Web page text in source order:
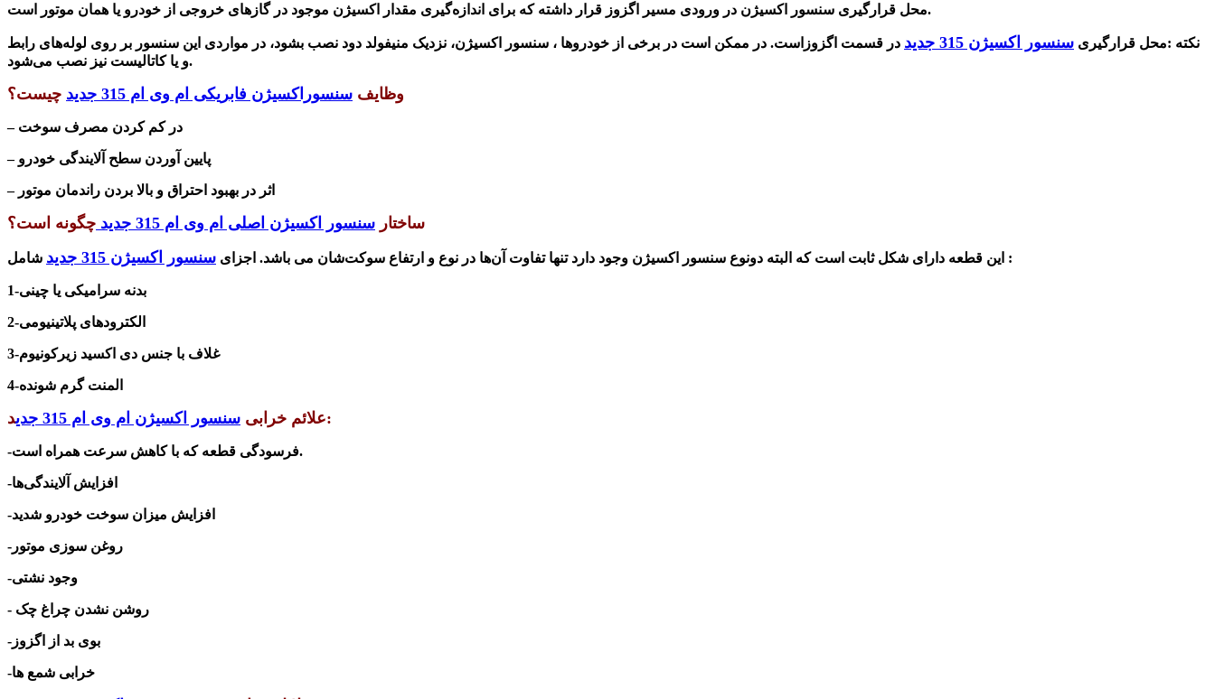
محل قرارگیری سنسور اکسیژندر ورودی مسیر اگزوز قرار داشته که برای اندازه‌گیری مقدار اکسیژن موجود در گازهای خروجی از خودرو یا همان موتور است.
نکته :محل قرارگیری سنسور اکسیژن 315 جدید
در قسمت اگزوزاست. در ممکن است در برخی از خودروها ، سنسور اکسیژن، نزدیک منیفولد دود نصب بشود، در مواردی این سنسور بر روی لوله‌های رابط
و یا کاتالیست نیز نصب می‌شود.
وظایف سنسوراکسیژن فابریکی ام وی ام 315 جدید چیست؟
– در کم کردن مصرف سوخت
– پایین آوردن سطح آلایندگی خودرو
– اثر در بهبود احتراق و بالا بردن راندمان موتور
ساختار سنسور اکسیژن اصلی ام وی ام 315 جدید چگونه است؟
این قطعه دارای شکل ثابت است که البته دونوع سنسور اکسیژن وجود دارد تنها تفاوت آن‌ها در نوع و ارتفاع سوکت‌شان می باشد. اجزای سنسور اکسیژن 315 جدید :
1-بدنه سرامیکی یا چینی
2-الکترودهای پلاتینیومی
3-غلاف با جنس دی اکسید زیرکونیوم
4-المنت گرم شونده
علائم خرابی سنسور اکسیژن ام وی ام 315 جدی د:
-فرسودگی قطعه که با کاهش سرعت همراه است.
-افزایش آلایندگی‌ها
-افزایش میزان سوخت خودرو شدید
-روغن سوزی موتور
-وجود نشتی
- روشن نشدن چراغ چک
-بوی بد از اگزوز
-خرابی شمع ها